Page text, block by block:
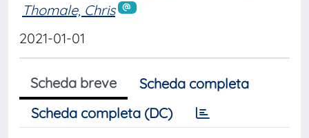
Thomale, Chris
2021-01-01
Scheda breve
Scheda completa
Scheda completa (DC)